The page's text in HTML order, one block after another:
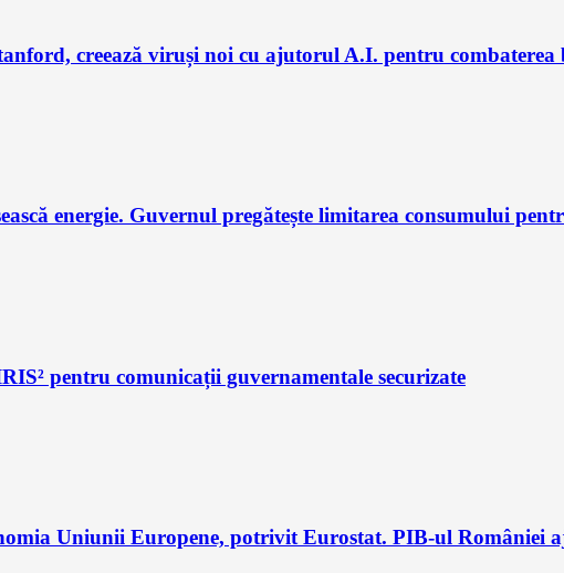
creează viruși noi cu ajutorul A.I. pentru combaterea
energie. Guvernul pregătește limitarea consumului
pentru comunicații guvernamentale securizate
Uniunii Europene, potrivit Eurostat. PIB-ul României